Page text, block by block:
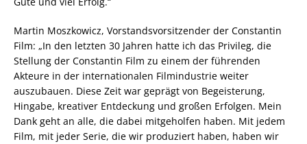
Martin Moszkowicz, Vorstandsvorsitzender der Constantin
Film: „In den letzten 30 Jahren hatte ich das Privileg, die
Stellung der Constantin Film zu einem der führenden
Akteure in der internationalen Filmindustrie weiter
auszubauen. Diese Zeit war geprägt von Begeisterung,
Hingabe, kreativer Entdeckung und großen Erfolgen. Mein
Dank geht an alle, die dabei mitgeholfen haben. Mit jedem
Film, mit jeder Serie, die wir produziert haben, haben wir